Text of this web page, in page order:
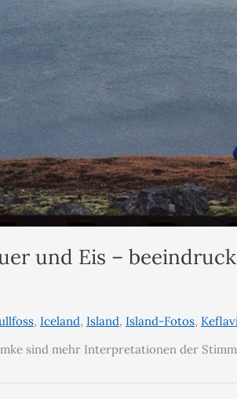
und Eis –
, Iceland, Island, Island-Fotos,
sind mehr Interpretationen der